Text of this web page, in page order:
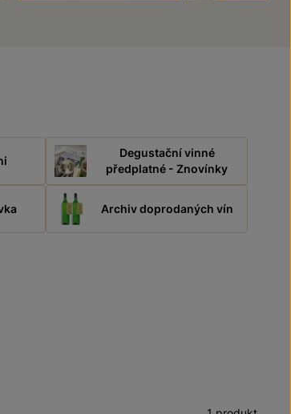
Degustační vinné
předplatné - Znovínky
Archiv doprodaných vín